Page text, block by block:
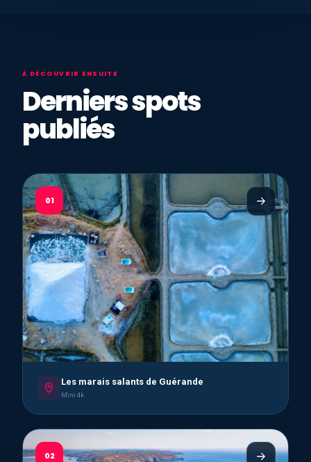
À DÉCOUVRIR ENSUITE
Derniers spots
publiés
01
Les marais salants de Guérande
Mini 4k
02